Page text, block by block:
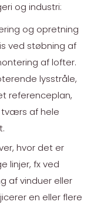
og industri:
og opretning
ved støbning af
af lofter.
lysstråle,
referenceplan,
tværs af hele
hvor det er
linjer, fx ved
af vinduer eller
en eller flere